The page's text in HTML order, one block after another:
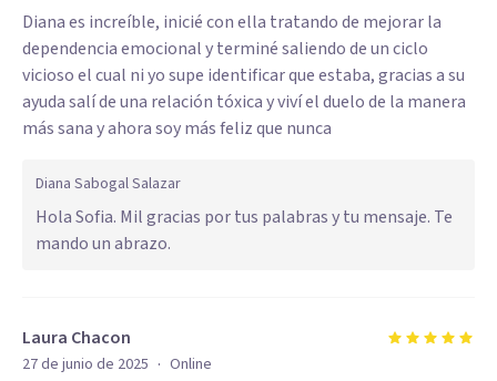
Diana es increíble, inicié con ella tratando de mejorar la
dependencia emocional y terminé saliendo de un ciclo
vicioso el cual ni yo supe identificar que estaba, gracias a su
ayuda salí de una relación tóxica y viví el duelo de la manera
más sana y ahora soy más feliz que nunca
Diana Sabogal Salazar
Hola Sofia. Mil gracias por tus palabras y tu mensaje. Te
mando un abrazo.
Laura Chacon
27 de junio de 2025 · Online